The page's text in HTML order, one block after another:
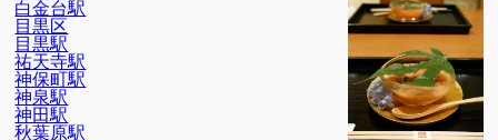
白金台駅
目黒区
目黒駅
祐天寺駅
神保町駅
神泉駅
神田駅
秋葉原駅